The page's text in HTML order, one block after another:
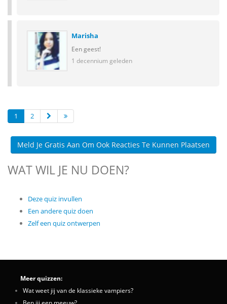
Marisha
Een geest!
1 decennium geleden
1 2
Meld Je Gratis Aan Om Ook Reacties Te Kunnen Plaatsen
WAT WIL JE NU DOEN?
Deze quiz invullen
Een andere quiz doen
Zelf een quiz ontwerpen
Meer quizzen:
Wat weet jij van de klassieke vampiers?